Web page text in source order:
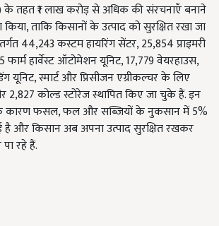
के तहत ₹1 लाख करोड़ से अधिक की संरचनाएँ बनाने
ताकि किसानों के उत्पाद को सुरक्षित रखा जा
44,243 कस्टम हायरिंग सेंटर, 25,854 प्राइमरी
फार्म हार्वेस्ट ऑटोमेशन यूनिट, 17,779 वेयरहाउस,
यूनिट, स्मार्ट और प्रिसीजन एग्रीकल्चर के लिए
2,827 कोल्ड स्टोरेज स्थापित किए जा चुके हैं. इन
फसल, फल और सब्जियों के नुकसान में 5%
और किसान अब अपना उत्पाद सुरक्षित रखकर
रहे हैं.